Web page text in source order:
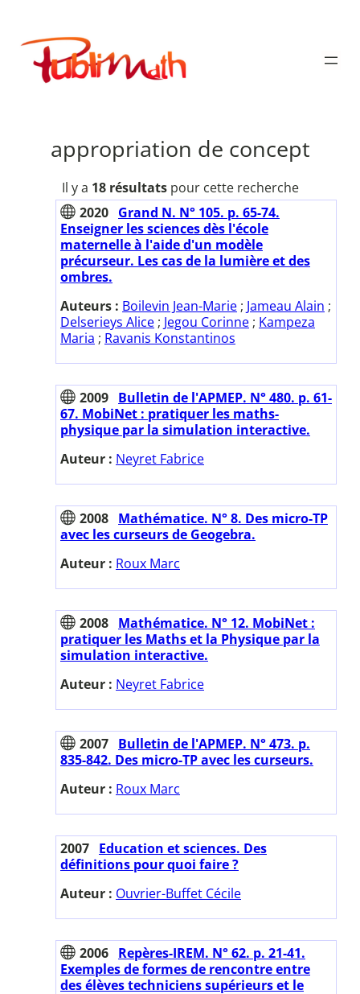
contenu
Publimath
appropriation de concept
Il y a 18 résultatspour cette recherche
2020 Grand N. N° 105. p. 65-74.
Enseigner les sciences dès l'école
maternelle à l'aide d'un modèle
précurseur. Les cas de la lumière et des
ombres.
Auteurs : Boilevin Jean-Marie ; Jameau Alain ;
Delserieys Alice ; Jegou Corinne ; Kampeza
Maria ; Ravanis Konstantinos
2009 Bulletin de l'APMEP. N° 480. p. 61-
67. MobiNet : pratiquer les maths-
physique par la simulation interactive.
Auteur : Neyret Fabrice
2008 Mathématice. N° 8. Des micro-TP
avec les curseurs de Geogebra.
Auteur : Roux Marc
2008 Mathématice. N° 12. MobiNet :
pratiquer les Maths et la Physique par la
simulation interactive.
Auteur : Neyret Fabrice
2007 Bulletin de l'APMEP. N° 473. p.
835-842. Des micro-TP avec les curseurs.
Auteur : Roux Marc
2007 Education et sciences. Des
définitions pour quoi faire ?
Auteur : Ouvrier-Buffet Cécile
2006 Repères-IREM. N° 62. p. 21-41.
Exemples de formes de rencontre entre
des élèves techniciens supérieurs et le